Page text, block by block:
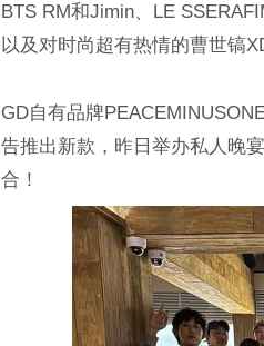
BTS RM和Jimin、LE
以及对时尚超有热情的曹世镐
GD自有品牌
告推出新款，昨日举办私人晚
合！